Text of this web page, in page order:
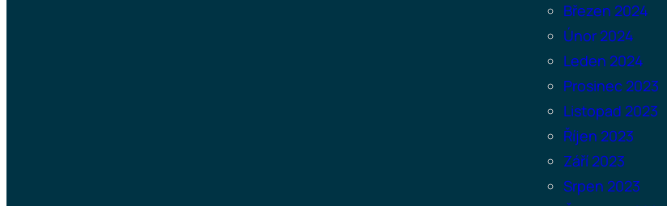
Březen 2024
Únor 2024
Leden 2024
Prosinec 2023
Listopad 2023
Říjen 2023
Září 2023
Srpen 2023